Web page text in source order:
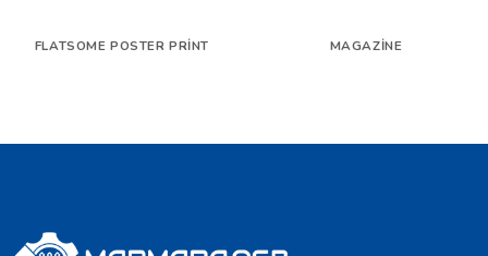
FLATSOME POSTER PRINT MAGAZINE